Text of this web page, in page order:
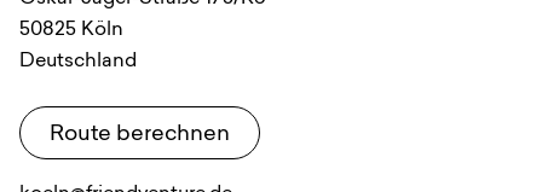
50825 Köln
Deutschland
Route berechnen